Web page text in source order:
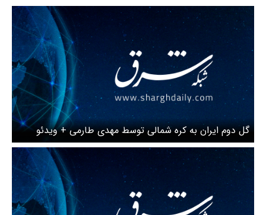
گل دوم ایران به کره شمالی توسط مهدی طارمی + ویدئو